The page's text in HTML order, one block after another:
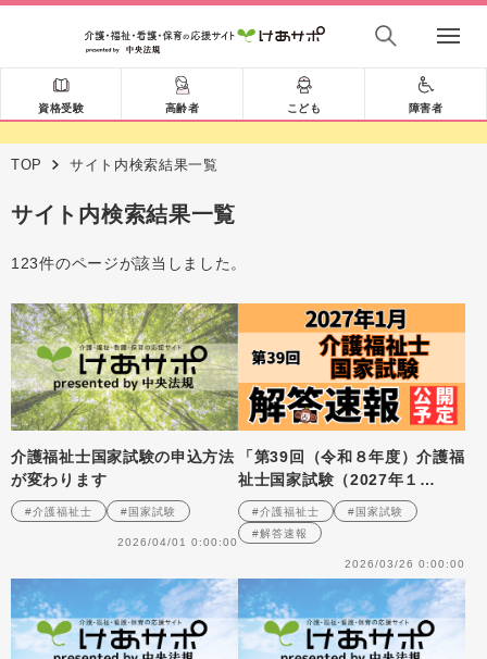
資格受験 高齢者 こども 障害者
TOP サイト内検索結果一覧
サイト内検索結果一覧
123件のページが該当しました。
介護福祉士国家試験の申込方法
が変わります
#介護福祉士 #国家試験
2026/04/01 0:00:00
「第39回（令和８年度）介護福
祉士国家試験（2027年１
月）」解答速報のお知らせ
#介護福祉士
#国家試験
#解答速報
2026/03/26 0:00:00